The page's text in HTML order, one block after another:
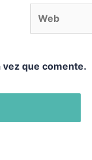
que comente.